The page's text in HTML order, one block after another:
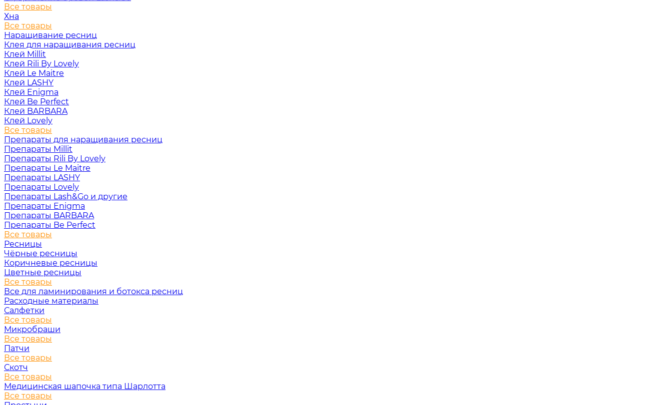
Все товары
Хна
Все товары
Наращивание ресниц
Клея для наращивания ресниц
Клей Millit
Клей Rili By Lovely
Клей Le Maitre
Клей LASHY
Клей Enigma
Клей Be Perfect
Клей BARBARA
Клей Lovely
Все товары
Препараты для наращивания ресниц
Препараты Millit
Препараты Rili By Lovely
Препараты Le Maitre
Препараты LASHY
Препараты Lovely
Препараты Lash&Go и другие
Препараты Enigma
Препараты BARBARA
Препараты Be Perfect
Все товары
Ресницы
Чёрные ресницы
Коричневые ресницы
Цветные ресницы
Все товары
Все для ламинирования и ботокса ресниц
Расходные материалы
Салфетки
Все товары
Микробраши
Все товары
Патчи
Все товары
Скотч
Все товары
Медицинская шапочка типа Шарлотта
Все товары